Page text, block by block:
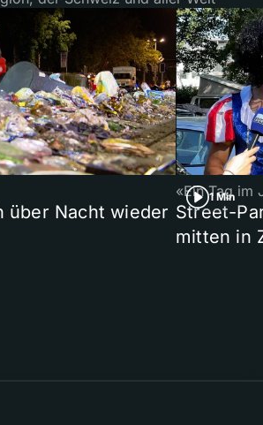
über Nacht wieder
1 Min
«Ein Tag im
Street-
mitten in